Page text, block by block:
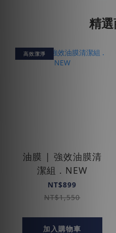
精
高效潔淨
油膜 | 強效油膜清
潔組 . NEW
NT$899
NT$1,550
加入購物車